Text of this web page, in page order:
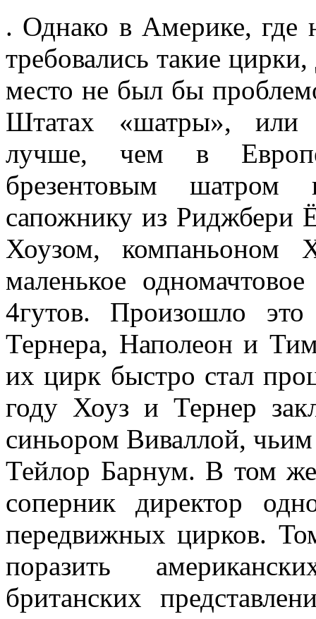
. Однако в Америке, где
требовались такие
место не был бы
Штатах «шатры», или
лучше, чем в
брезентовым
сапожнику из Риджбери
Хоузом, компаньоном
маленькое
4гутов. Произошло
Тернера, Наполеон и
их цирк быстро стал
году Хоуз и Тернер
синьором Виваллой,
Тейлор Барнум. В том
соперник директор
передвижных цирков.
поразить
британских